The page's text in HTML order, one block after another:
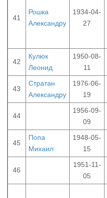
41
Рошка
Александру
1934-04-
27
42
Кулюк
Леонид
1950-08-
11
43
Стратан
Александру
1976-06-
19
44
1956-09-
09
45
Попа
Михаил
1948-05-
15
46
1951-11-
05